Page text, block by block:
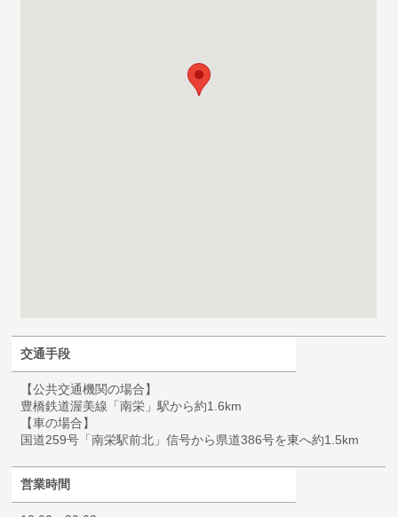
交通手段
【公共交通機関の場合】
豊橋鉄道渥美線「南栄」駅から約1.6km
【車の場合】
国道259号「南栄駅前北」信号から県道386号を東へ約1.5km
営業時間